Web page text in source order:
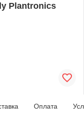
Plantronics
Оплата